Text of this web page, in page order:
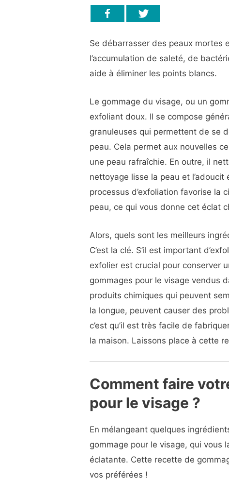
Se débarrasser des peaux mortes
l’accumulation de saleté, de
aide à éliminer les points blancs.
Le gommage du visage, ou un
exfoliant doux. Il se compose
granuleuses qui permettent de se
peau. Cela permet aux nouvelles
une peau rafraîchie. En outre, il
nettoyage lisse la peau et l’adoucit
processus d’exfoliation favorise la
peau, ce qui vous donne cet éclat
Alors, quels sont les meilleurs
C’est la clé. S’il est important
exfolier est crucial pour conserver
gommages pour le visage vendus
produits chimiques qui peuvent
la longue, peuvent causer des
c’est qu’il est très facile de
la maison. Laissons place à cette
Comment faire
pour le visage ?
En mélangeant quelques
gommage pour le visage, qui vous
éclatante. Cette recette de
vos préférées !